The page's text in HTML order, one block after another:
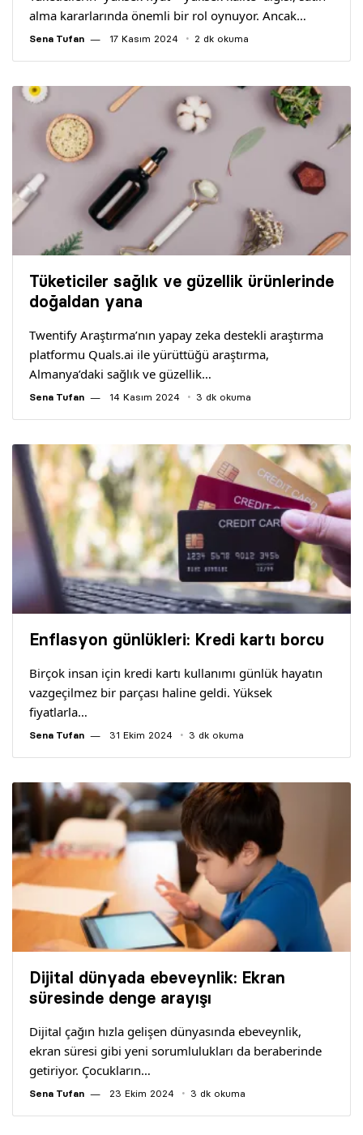
alma kararlarında önemli bir rol oynuyor. Ancak…
Sena Tufan 17 Kasım 2024 2 dk okuma
Tüketiciler sağlık ve güzellik ürünlerinde
doğaldan yana
Twentify Araştırma’nın yapay zeka destekli araştırma
platformu Quals.ai ile yürüttüğü araştırma,
Almanya’daki sağlık ve güzellik…
Sena Tufan 14 Kasım 2024 3 dk okuma
Enflasyon günlükleri: Kredi kartı borcu
Birçok insan için kredi kartı kullanımı günlük hayatın
vazgeçilmez bir parçası haline geldi. Yüksek
fiyatlarla…
Sena Tufan 31 Ekim 2024 3 dk okuma
Dijital dünyada ebeveynlik: Ekran
süresinde denge arayışı
Dijital çağın hızla gelişen dünyasında ebeveynlik,
ekran süresi gibi yeni sorumlulukları da beraberinde
getiriyor. Çocukların…
Sena Tufan 23 Ekim 2024 3 dk okuma